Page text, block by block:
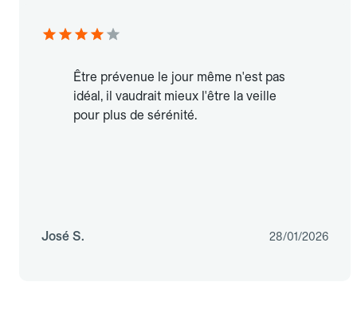
Être prévenue le jour même n'est pas
idéal, il vaudrait mieux l'être la veille
pour plus de sérénité.
José S. 28/01/2026